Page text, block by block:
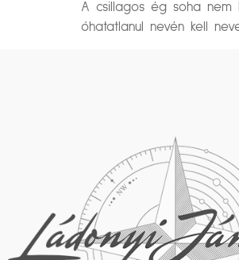
A csillagos ég soha nem
óhatatlanul nevén kell